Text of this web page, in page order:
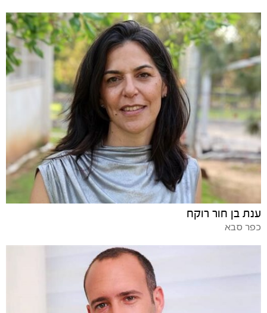
ענת בן חור רוקח
כפר סבא